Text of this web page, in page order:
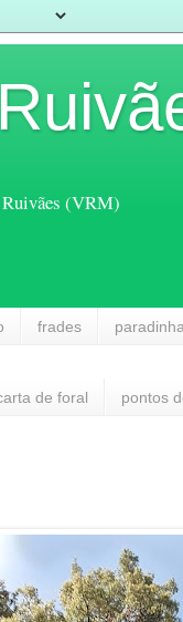
Ruivães (VRM)
frades
de foral pontos